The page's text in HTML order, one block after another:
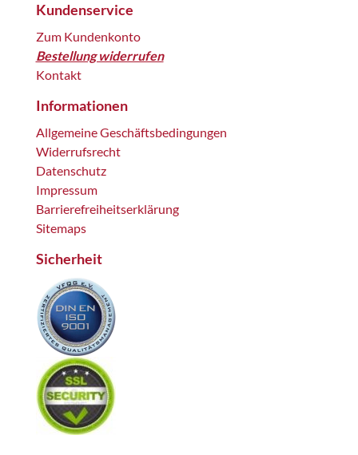
Kundenservice
Zum Kundenkonto
Bestellung widerrufen
Kontakt
Informationen
Allgemeine Geschäftsbedingungen
Widerrufsrecht
Datenschutz
Impressum
Barrierefreiheitserklärung
Sitemaps
Sicherheit